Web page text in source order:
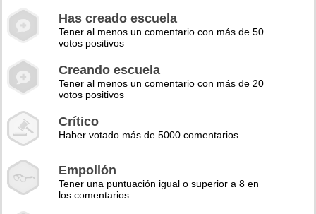
Has creado escuela
Tener al menos un comentario con más de 50
votos positivos
Creando escuela
Tener al menos un comentario con más de 20
votos positivos
Crítico
Haber votado más de 5000 comentarios
Empollón
Tener una puntuación igual o superior a 8 en
los comentarios